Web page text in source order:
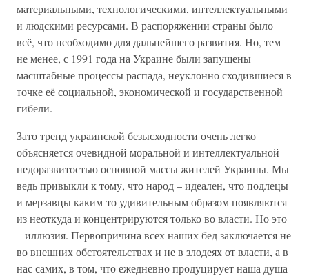
материальными, технологическими, интеллектуальными
и людскими ресурсами. В распоряжении страны было
всё, что необходимо для дальнейшего развития. Но, тем
не менее, с 1991 года на Украине были запущены
масштабные процессы распада, неуклонно сходившиеся в
точке её социальной, экономической и государственной
гибели.
Зато тренд украинской безысходности очень легко
объясняется очевидной моральной и интеллектуальной
недоразвитостью основной массы жителей Украины. Мы
ведь привыкли к тому, что народ – идеален, что подлецы
и мерзавцы каким-то удивительным образом появляются
из неоткуда и концентрируются только во власти. Но это
– иллюзия. Первопричина всех наших бед заключается не
во внешних обстоятельствах и не в злодеях от власти, а в
нас самих, в том, что ежедневно продуцирует наша душа